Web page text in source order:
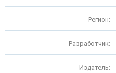
Регион:
Разработчик:
Издатель: